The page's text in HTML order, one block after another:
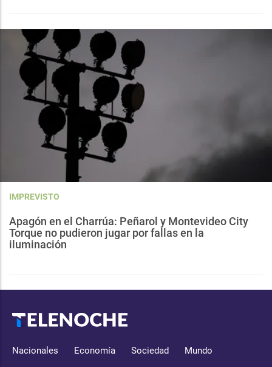
IMPREVISTO
Apagón en el Charrúa: Peñarol y Montevideo City
Torque no pudieron jugar por fallas en la
iluminación
Nacionales Economía Sociedad Mundo